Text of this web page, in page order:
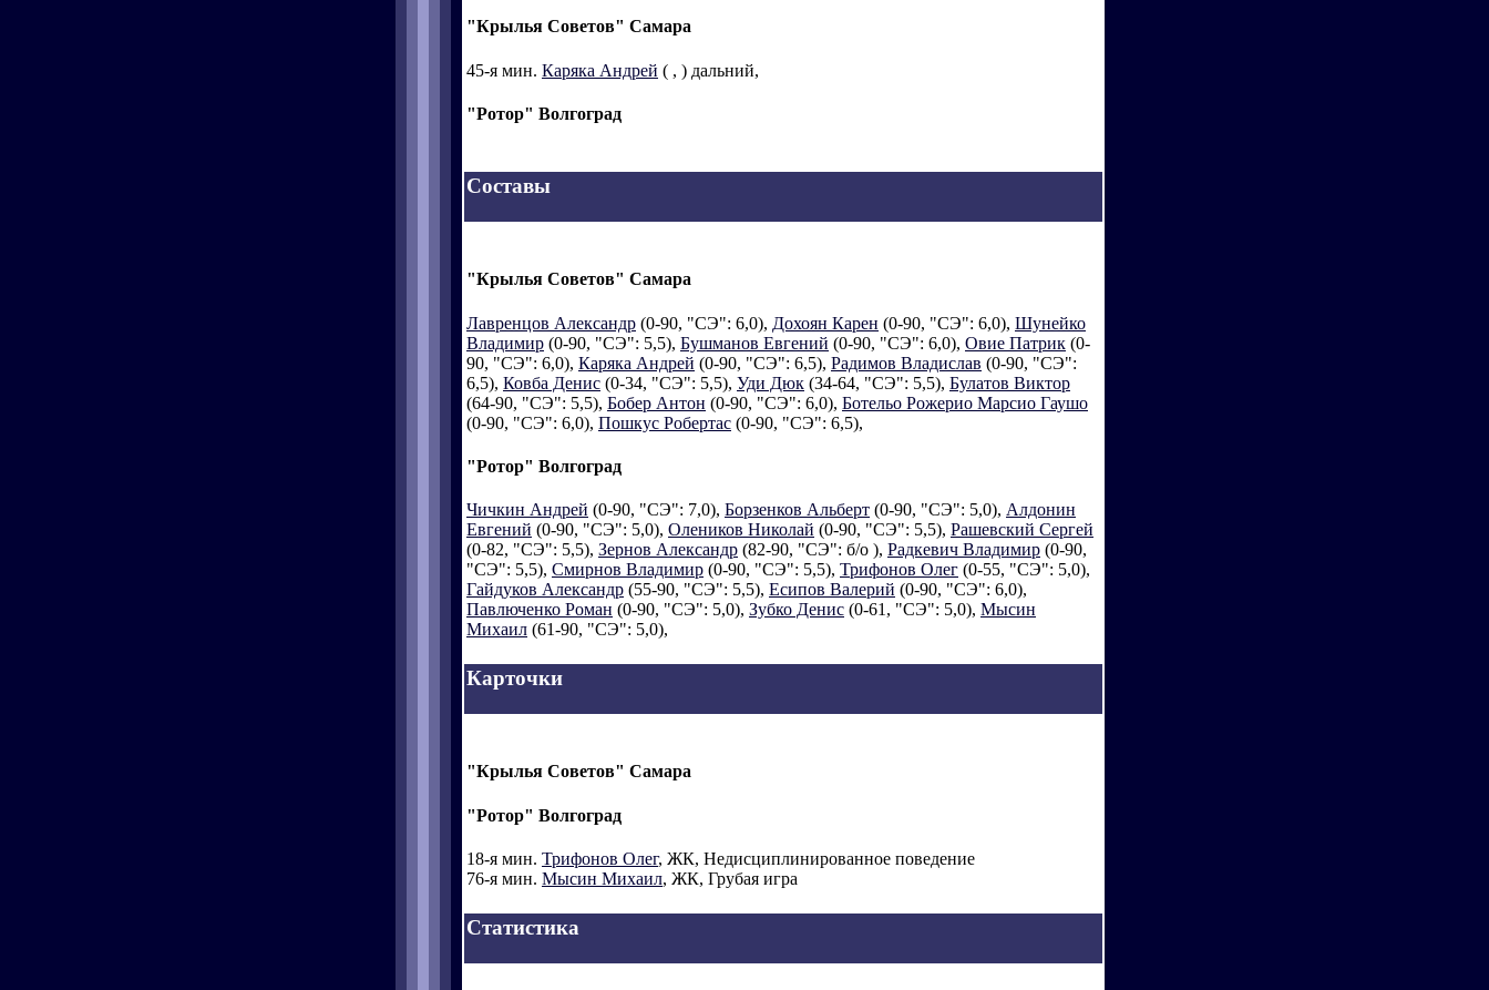
"Крылья Советов" Самара
45-я мин. Каряка Андрей ( , ) дальний,
"Ротор" Волгоград
Составы
"Крылья Советов" Самара
Лавренцов Александр (0-90, "СЭ": 6,0), Дохоян Карен (0-90, "СЭ": 6,0), Шунейко
Владимир (0-90, "СЭ": 5,5), Бушманов Евгений (0-90, "СЭ": 6,0), Овие Патрик (0-
90, "СЭ": 6,0), Каряка Андрей (0-90, "СЭ": 6,5), Радимов Владислав (0-90, "СЭ":
6,5), Ковба Денис (0-34, "СЭ": 5,5), Уди Дюк (34-64, "СЭ": 5,5), Булатов Виктор
(64-90, "СЭ": 5,5), Бобер Антон (0-90, "СЭ": 6,0), Ботельо Рожерио Марсио Гаушо
(0-90, "СЭ": 6,0), Пошкус Робертас (0-90, "СЭ": 6,5),
"Ротор" Волгоград
Чичкин Андрей (0-90, "СЭ": 7,0), Борзенков Альберт (0-90, "СЭ": 5,0), Алдонин
Евгений (0-90, "СЭ": 5,0), Олеников Николай (0-90, "СЭ": 5,5), Рашевский Сергей
(0-82, "СЭ": 5,5), Зернов Александр (82-90, "СЭ": б/о ), Радкевич Владимир (0-90,
"СЭ": 5,5), Смирнов Владимир (0-90, "СЭ": 5,5), Трифонов Олег (0-55, "СЭ": 5,0),
Гайдуков Александр (55-90, "СЭ": 5,5), Есипов Валерий (0-90, "СЭ": 6,0),
Павлюченко Роман (0-90, "СЭ": 5,0), Зубко Денис (0-61, "СЭ": 5,0), Мысин
Михаил (61-90, "СЭ": 5,0),
Карточки
"Крылья Советов" Самара
"Ротор" Волгоград
18-я мин. Трифонов Олег, ЖК, Недисциплинированное поведение
76-я мин. Мысин Михаил, ЖК, Грубая игра
Статистика